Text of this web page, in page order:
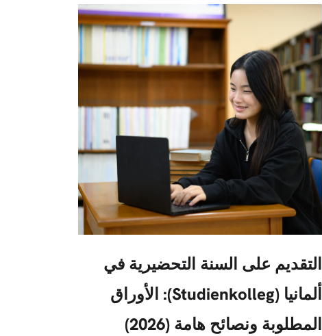
التقديم على السنة التحضيرية في
ألمانيا (Studienkolleg): الأوراق
المطلوبة ونصائح هامة (2026)